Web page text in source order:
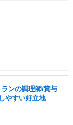
ランの調理師/賞与
やすい好立地